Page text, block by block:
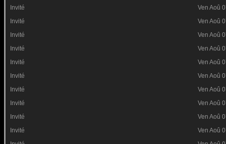
Invité
Ven Aoû
Invité
Ven Aoû
Invité
Ven Aoû
Invité
Ven Aoû
Invité
Ven Aoû
Invité
Ven Aoû
Invité
Ven Aoû
Invité
Ven Aoû
Invité
Ven Aoû
Invité
Ven Aoû